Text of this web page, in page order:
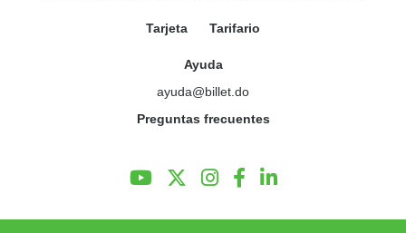
Preguntas Frecuentes
Tarjeta Tarifario
Ayuda
ayuda@billet.do
Preguntas frecuentes